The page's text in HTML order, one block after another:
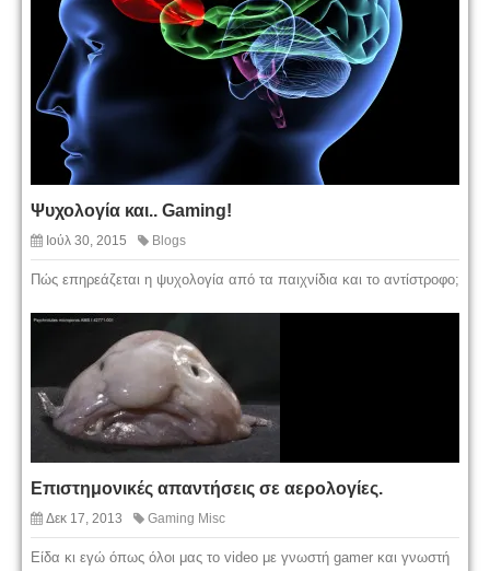
Ψυχολογία και.. Gaming!
Ιούλ 30, 2015 Blogs
Πώς επηρεάζεται η ψυχολογία από τα παιχνίδια και το αντίστροφο;
Επιστημονικές απαντήσεις σε αερολογίες.
Δεκ 17, 2013 Gaming Misc
Είδα κι εγώ όπως όλοι μας το video με γνωστή gamer και γνωστή